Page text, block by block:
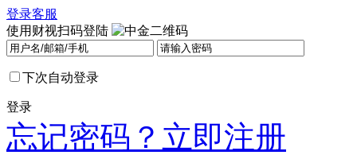
登录客服
使用财视扫码登陆
下次自动登录
登录
忘记密码？ 立即注册